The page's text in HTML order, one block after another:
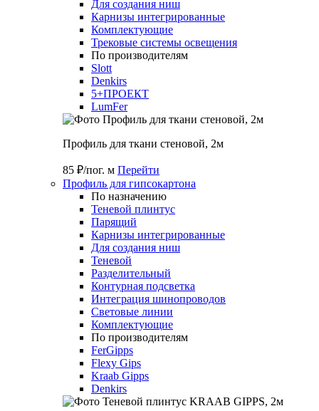
Для создания ниш
Карнизы интегрированные
Комплектующие
Трековые системы освещения
По производителям
Slott
Denkirs
5+ПРОЕКТ
LumFer
Профиль для ткани стеновой, 2м
85 ₽/пог. м Перейти
Профиль для гипсокартона
По назначению
Теневой плинтус
Парящий
Карнизы интегрированные
Для создания ниш
Теневой
Разделительный
Контурная подсветка
Интеграция шинопроводов
Световые линии
Комплектующие
По производителям
FerGipps
Flexy Gips
Kraab Gipps
Denkirs